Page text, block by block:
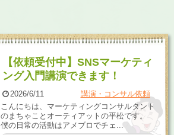
【依頼受付中】SNSマーケティ
ング入門講演できます！
2026/6/11
講演・コンサル依頼
こんにちは、マーケティングコンサルタント
のまちゃことオーティアットの平松です。
僕の日常の活動はアメブロでチェ...